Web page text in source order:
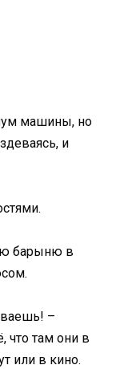
машины, но
и
барыню в
–
что там они в
или в кино.